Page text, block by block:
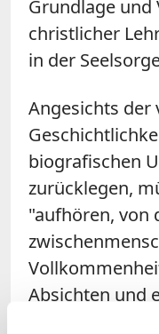
Grundlage und
christlicher
in der
Angesichts der
biografischen
zurücklegen,
"aufhören, von
Absichten und
verlangen, zu